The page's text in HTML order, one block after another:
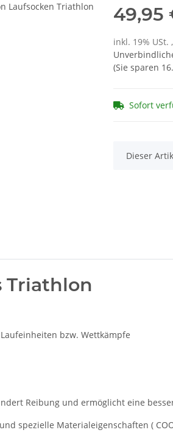
49,95
inkl. 19% USt.
(Sie sparen
Sofort
x
Dieser
Triathlon
bzw. Wettkämpfe
Reibung und ermöglicht eine
spezielle Materialeigenschaften (